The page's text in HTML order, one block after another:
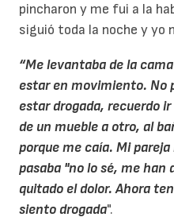
pincharon y me fui a la
siguió toda la noche y yo
“Me levantaba de la
estar en movimiento. No
estar drogada, recuerdo
de un mueble a otro, al
porque me caía. Mi
pasaba "no lo sé, me han
quitado el dolor. Ahora
siento drogada".